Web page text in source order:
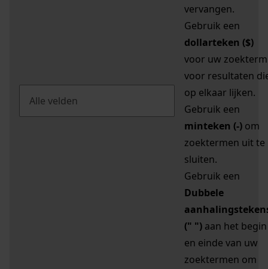
vervangen.
Gebruik een
dollarteken ($)
voor uw zoekterm
voor resultaten
op elkaar lijken.
Gebruik een
minteken (-) om
zoektermen uit te
sluiten.
Gebruik een
Dubbele
(" ") aan het begin
en einde van uw
zoektermen om